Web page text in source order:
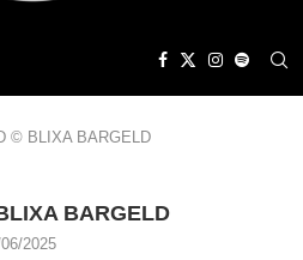
© BLIXA BARGELD
BARGELD
2025